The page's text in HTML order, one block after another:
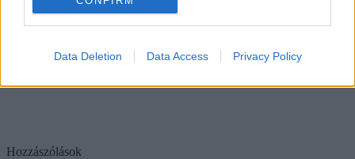
Data Deletion Data Access Privacy Policy
Hozzászólások